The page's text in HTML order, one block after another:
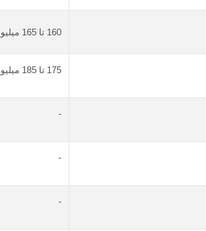
160 تا 165 میلیون تومان
175 تا 185 میلیون تومان
-
-
-